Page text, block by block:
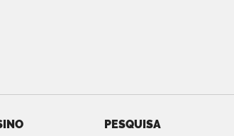
PESQUISA